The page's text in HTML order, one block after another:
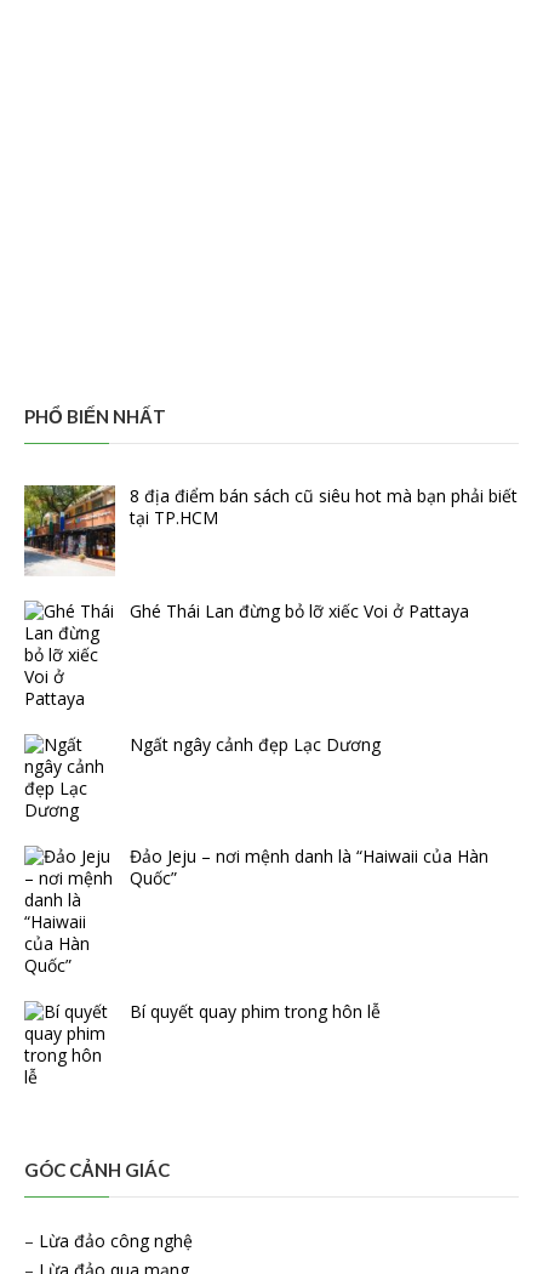
PHỔ BIẾN NHẤT
8 địa điểm bán sách cũ siêu hot mà bạn phải biết
tại TP.HCM
Ghé Thái Lan đừng bỏ lỡ xiếc Voi ở Pattaya
Ngất ngây cảnh đẹp Lạc Dương
Đảo Jeju – nơi mệnh danh là “Haiwaii của Hàn
Quốc”
Bí quyết quay phim trong hôn lễ
GÓC CẢNH GIÁC
– Lừa đảo công nghệ